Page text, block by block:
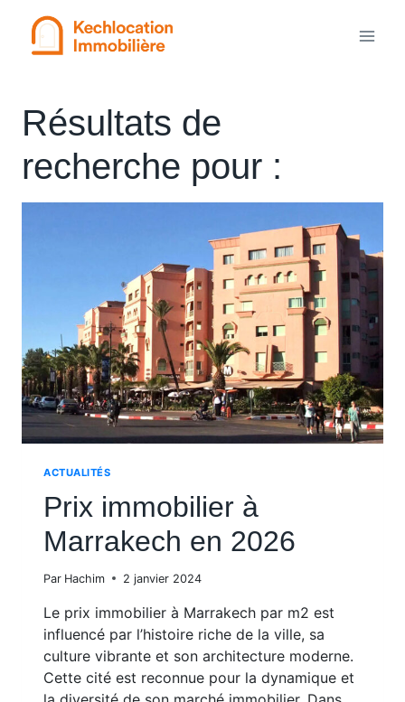
contenu
Résultats de
recherche pour :
ACTUALITÉS
Prix immobilier à
Marrakech en 2026
Par Hachim 2 janvier 2024
Le prix immobilier à Marrakech par m2 est
influencé par l’histoire riche de la ville, sa
culture vibrante et son architecture moderne.
Cette cité est reconnue pour la dynamique et